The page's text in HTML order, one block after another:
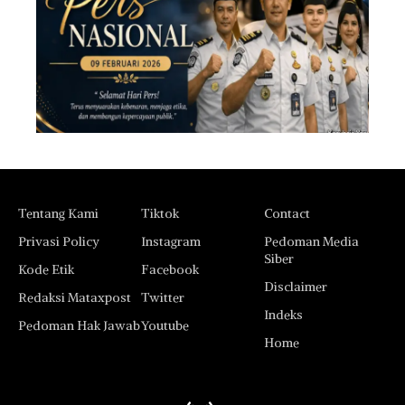
Tentang Kami
Privasi Policy
Kode Etik
Redaksi Mataxpost
Pedoman Hak Jawab
Tiktok
Instagram
Facebook
Twitter
Youtube
Contact
Pedoman Media
Siber
Disclaimer
Indeks
Home